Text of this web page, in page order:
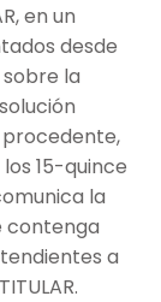
en un
desde
la
15-quince
la
contenga
a